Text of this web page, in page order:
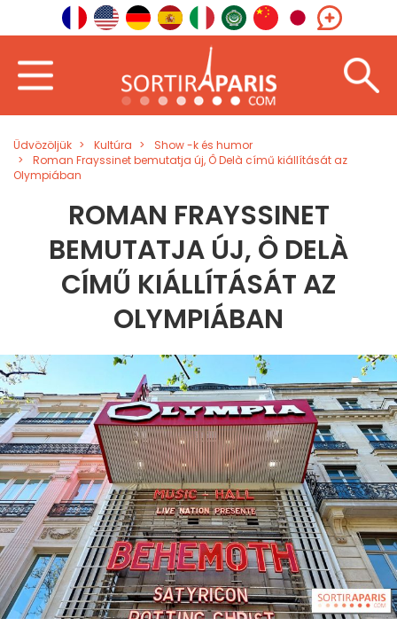
Üdvözöljük Kultúra
Show -k és humor
Roman Frayssinet bemutatja új, Ô Delà című kiállítását az
Olympiában
ROMAN FRAYSSINET
BEMUTATJA ÚJ, Ô DELÀ
CÍMŰ KIÁLLÍTÁSÁT AZ
OLYMPIÁBAN